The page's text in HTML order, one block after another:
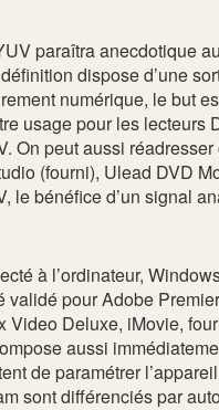
paraîtra anecdotique
dispose d’une
numérique, le but
usage pour les lecteurs
On peut aussi
(fourni), Ulead DVD
le bénéfice d’un signal
à l’ordinateur,
validé pour Adobe
Video Deluxe, iMovie,
aussi
de paramétrer
sont différenciés par